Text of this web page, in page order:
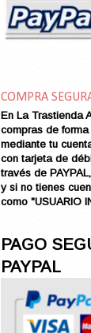
Amor que Mata
Amor sin Refugio
Ana de Brooklyn
Ana y El Rey de
Anatomía de un
Andrés Harvey
Andrés Harvey
Andrés Harvey se
Aníbal
Aquella Noche en
Arenas Sangrientas
Argel (VENDIDO)
Armonías de
COMPRA
En La Trastienda
compras de
mediante tu
con tarjeta de
través de
y si no tienes
como "USUARIO
PAGO
PAYPAL